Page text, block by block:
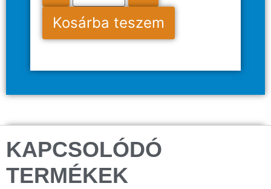
Kosárba teszem
KAPCSOLÓDÓ
TERMÉKEK